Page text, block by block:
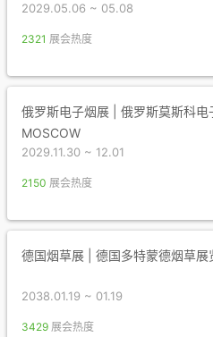
2029.05.06 ~ 05.08
2321 展会热度
俄罗斯电子烟展 | 俄罗斯莫斯科电
MOSCOW
2029.11.30 ~ 12.01
2150 展会热度
德国烟草展 | 德国多特蒙德烟草
2038.01.19 ~ 01.19
3429 展会热度